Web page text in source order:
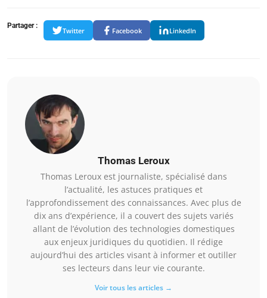
Partager :
Twitter Facebook LinkedIn
Thomas Leroux
Thomas Leroux est journaliste, spécialisé dans
l’actualité, les astuces pratiques et
l’approfondissement des connaissances. Avec plus de
dix ans d’expérience, il a couvert des sujets variés
allant de l’évolution des technologies domestiques
aux enjeux juridiques du quotidien. Il rédige
aujourd’hui des articles visant à informer et outiller
ses lecteurs dans leur vie courante.
Voir tous les articles →